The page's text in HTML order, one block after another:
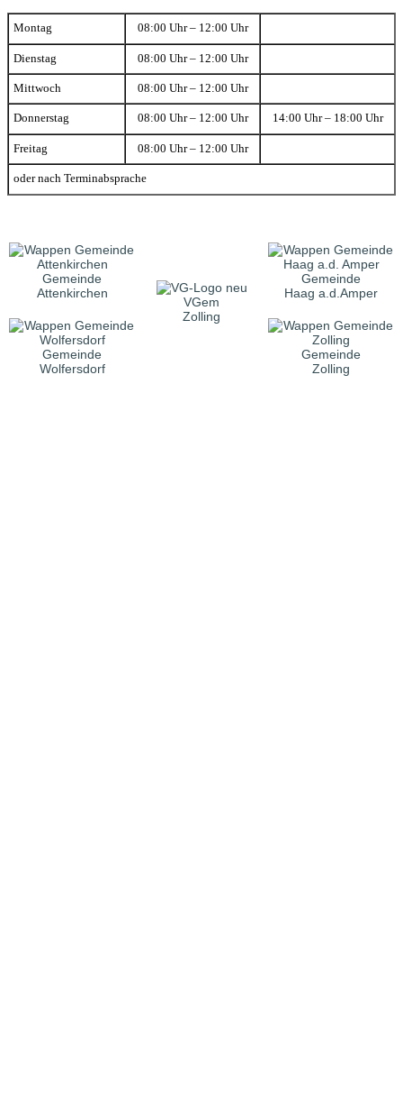
Montag 08:00 Uhr – 12:00 Uhr
Dienstag 08:00 Uhr – 12:00 Uhr
Mittwoch 08:00 Uhr – 12:00 Uhr
Donnerstag 08:00 Uhr – 12:00 Uhr 14:00 Uhr – 18:00 Uhr
Freitag 08:00 Uhr – 12:00 Uhr
oder nach Terminabsprache
Gemeinde
Attenkirchen
VGem
Zolling
Gemeinde
Haag a.d.Amper
Gemeinde
Wolfersdorf
Gemeinde
Zolling